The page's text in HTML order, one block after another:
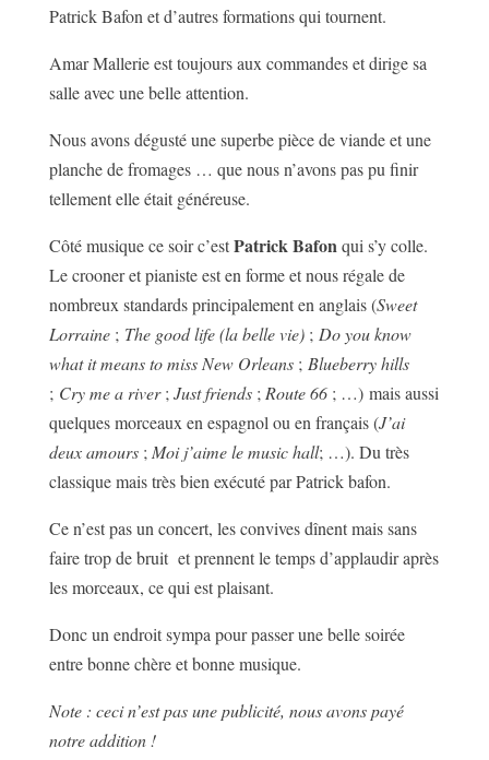
Patrick Bafon et d’autres formations qui tournent.
Amar Mallerie est toujours aux commandes et dirige sa
salle avec une belle attention.
Nous avons dégusté une superbe pièce de viande et une
planche de fromages … que nous n’avons pas pu finir
tellement elle était généreuse.
Côté musique ce soir c’estPatrick Bafonqui s’y colle.
Le crooner et pianiste est en forme et nous régale de
nombreux standards principalement en anglais (Sweet
Lorraine; The good life (la belle vie); Do you know
what it means to miss New Orleans; Blueberry hills
; Cry me a river;Just friends;Route 66; …) mais aussi
quelques morceaux en espagnol ou en français (J’ai
deux amours;Moi j’aime le music hall; …). Du très
classique mais très bien exécuté par Patrick bafon.
Ce n’est pas un concert, les convives dînent mais sans
faire trop de bruit et prennent le temps d’applaudir après
les morceaux, ce qui est plaisant.
Donc un endroit sympa pour passer une belle soirée
entre bonne chère et bonne musique.
Note : ceci n’est pas une publicité, nous avons payé
notre addition !